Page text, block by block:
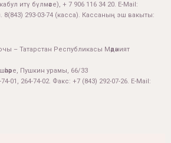
итү бүлмәсе), + 7 906 116 34 20. E-Mail:
. 8(843) 293-03-74 (касса). Кассаның эш вакыты:
– Татарстан Республикасы Мәдәният
Пушкин урамы, 66/33
01, 264-74-02. Факс: +7 (843) 292-07-26. E-Mail: